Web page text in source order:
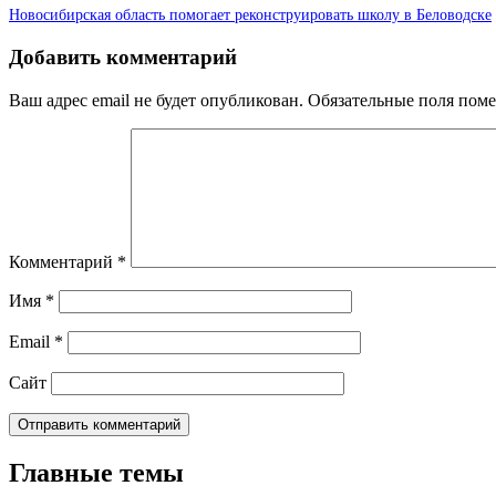
Новосибирская область помогает реконструировать школу в Беловодске
Добавить комментарий
Ваш адрес email не будет опубликован. Обязательные поля
Комментарий *
Имя *
Email *
Сайт
Главные темы